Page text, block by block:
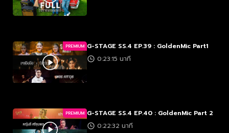
PREMIUM G-STAGE SS.4 EP.39 : GoldenMic Part1
0:23:15 นาที
PREMIUM G-STAGE SS.4 EP.40 : GoldenMic Part 2
0:22:32 นาที